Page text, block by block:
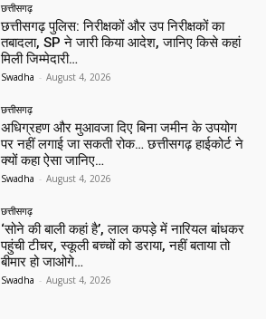
छत्तीसगढ़
छत्तीसगढ़ पुलिस: निरीक्षकों और उप निरीक्षकों का
तबादला, SP ने जारी किया आदेश, जानिए किसे कहां
मिली जिम्मेदारी…
Swadha - August 4, 2026
छत्तीसगढ़
अधिग्रहण और मुआवजा दिए बिना जमीन के उपयोग
पर नहीं लगाई जा सकती रोक… छत्तीसगढ़ हाईकोर्ट ने
क्यों कहा ऐसा जानिए…
Swadha - August 4, 2026
छत्तीसगढ़
‘सोने की बाली कहां है’, लाल कपड़े में नारियल बांधकर
पहुंची टीचर, स्कूली बच्चों को डराया, नहीं बताया तो
बीमार हो जाओगे…
Swadha - August 4, 2026